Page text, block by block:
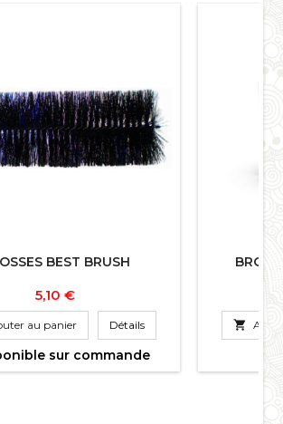
BEST BRUSH
Prix
5,10 €
au panier Détails
sur commande
